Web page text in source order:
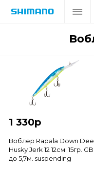
1 330р
Воблер Rapala Down
Husky Jerk 12 12см. 15гр.
до 5,7м. suspending